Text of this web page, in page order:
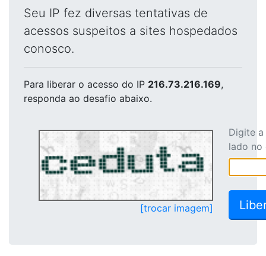
Seu IP fez diversas tentativas de
acessos suspeitos a sites hospedados
conosco.
Para liberar o acesso do IP 216.73.216.169,
responda ao desafio abaixo.
[trocar imagem]
Digite
lado no